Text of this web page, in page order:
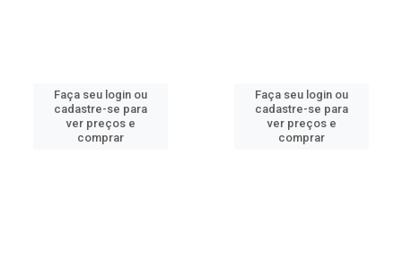
Faça seu login ou
cadastre-se para
ver preços e
comprar
Faça seu login ou
cadastre-se para
ver preços e
comprar